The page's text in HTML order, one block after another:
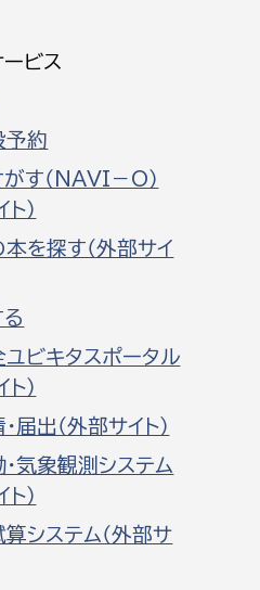
ビス
予約
す（NAVI－O）
）
を探す（外部サイ
ビキタスポータル
）
届出（外部サイト）
気象観測システム
）
システム（外部サ